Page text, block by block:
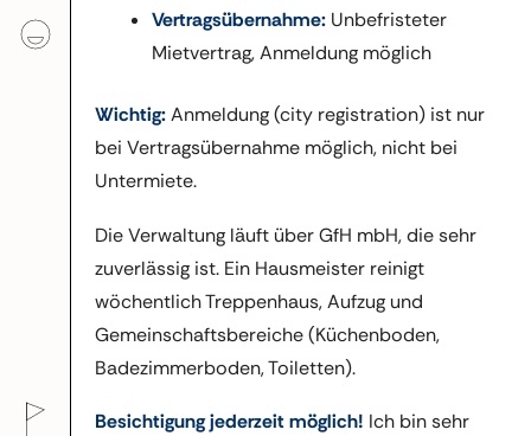
Vertragsübernahme: Unbefristeter
Mietvertrag, Anmeldung möglich
Wichtig:Anmeldung (city registration) ist nur
bei Vertragsübernahme möglich, nicht bei
Untermiete.
Die Verwaltung läuft über GfH mbH, die sehr
zuverlässig ist. Ein Hausmeister reinigt
wöchentlich Treppenhaus, Aufzug und
Gemeinschaftsbereiche (Küchenboden,
Badezimmerboden, Toiletten).
Besichtigung jederzeit möglich! Ich bin sehr